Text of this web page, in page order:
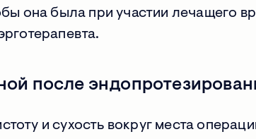
она была при участии лечащего
после
и сухость вокруг места